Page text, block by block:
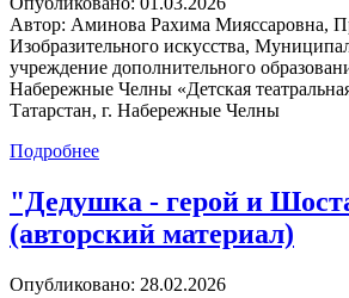
Опубликовано: 01.03.2026
Автор: Аминова Рахима Мияссаровна,
Изобразительного искусства,
учреждение дополнительного
Набережные Челны «Детская
Татарстан, г. Набережные Челны
Подробнее
"Дедушка - герой и
(авторский материал)
Опубликовано: 28.02.2026